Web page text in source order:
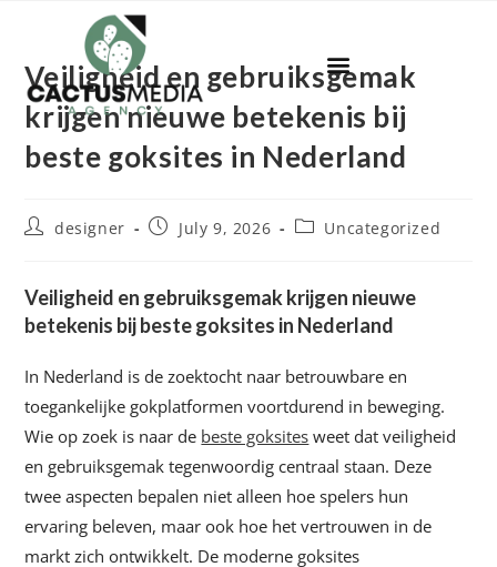
Veiligheid en gebruiksgemak
krijgen nieuwe betekenis bij
beste goksites in Nederland
designer July 9, 2026 Uncategorized
Veiligheid en gebruiksgemak krijgen nieuwe
betekenis bij beste goksites in Nederland
In Nederland is de zoektocht naar betrouwbare en
toegankelijke gokplatformen voortdurend in beweging.
Wie op zoek is naar de beste goksites weet dat veiligheid
en gebruiksgemak tegenwoordig centraal staan. Deze
twee aspecten bepalen niet alleen hoe spelers hun
ervaring beleven, maar ook hoe het vertrouwen in de
markt zich ontwikkelt. De moderne goksites